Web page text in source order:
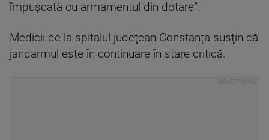
împuşcată cu armamentul din dotare”.
Medicii de la spitalul judeţean Constanța susţin că
jandarmul este în continuare în stare critică.